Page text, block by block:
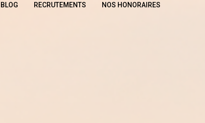
BLOG RECRUTEMENTS NOS HONORAIRES